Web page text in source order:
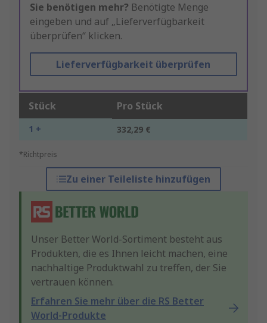
Sie benötigen mehr? Benötigte Menge
eingeben und auf „Lieferverfügbarkeit
überprüfen“ klicken.
Lieferverfügbarkeit überprüfen
Stück Pro Stück
1 + 332,29 €
*Richtpreis
Zu einer Teileliste hinzufügen
Unser Better World-Sortiment besteht aus
Produkten, die es Ihnen leicht machen, eine
nachhaltige Produktwahl zu treffen, der Sie
vertrauen können.
Erfahren Sie mehr über die RS Better
World-Produkte